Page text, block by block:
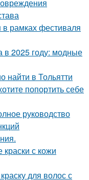
в рамках фестиваля
в 2025 году: модные
найти в Тольятти
попортить себе
руководство
с кожи
для волос с